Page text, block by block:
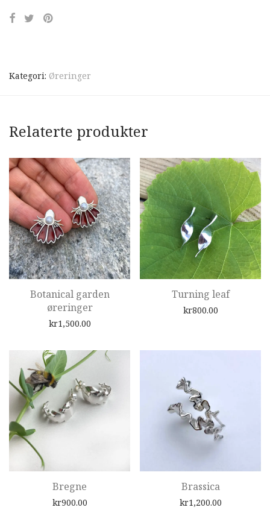
Kategori: Øreringer
Relaterte produkter
Botanical garden
øreringer
kr1,500.00
Turning leaf
kr800.00
Bregne
kr900.00
Brassica
kr1,200.00